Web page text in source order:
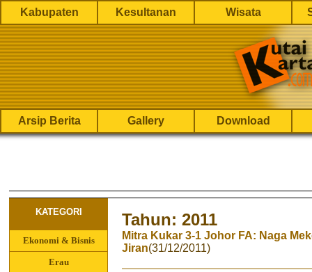
Kabupaten Kesultanan Wisata
Arsip Berita Gallery Download
KATEGORI Tahun: 2011
Ekonomi & Bisnis
Erau
Mitra Kukar 3-1 Johor FA: Naga
Jiran(31/12/2011)